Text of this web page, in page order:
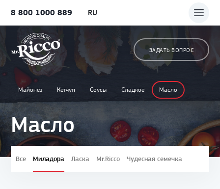
8 800 1000 889 RU
ЗАДАТЬ ВОПРОС
Майонез Кетчуп Соусы Сладкое Масло
Масло
Все Миладора Ласка Mr.Ricco Чудесная семечка